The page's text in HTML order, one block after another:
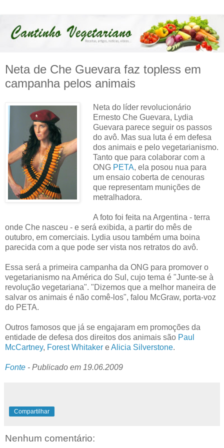
Neta de Che Guevara faz topless em
campanha pelos animais
Neta do líder revolucionário
Ernesto Che Guevara, Lydia
Guevara parece seguir os passos
do avô. Mas sua luta é em defesa
dos animais e pelo vegetarianismo.
Tanto que para colaborar com a
ONG PETA, ela posou nua para
um ensaio coberta de cenouras
que representam munições de
metralhadora.
A foto foi feita na Argentina - terra
onde Che nasceu - e será exibida, a partir do mês de
outubro, em comerciais. Lydia usou também uma boina
parecida com a que pode ser vista nos retratos do avô.
Essa será a primeira campanha da ONG para promover o
vegetarianismo na América do Sul, cujo tema é "Junte-se à
revolução vegetariana". "Dizemos que a melhor maneira de
salvar os animais é não comê-los", falou McGraw, porta-voz
do PETA.
Outros famosos que já se engajaram em promoções da
entidade de defesa dos direitos dos animais são Paul
McCartney, Forest Whitaker eAlicia Silverstone.
Fonte - Publicado em 19.06.2009
Compartilhar
Nenhum comentário: